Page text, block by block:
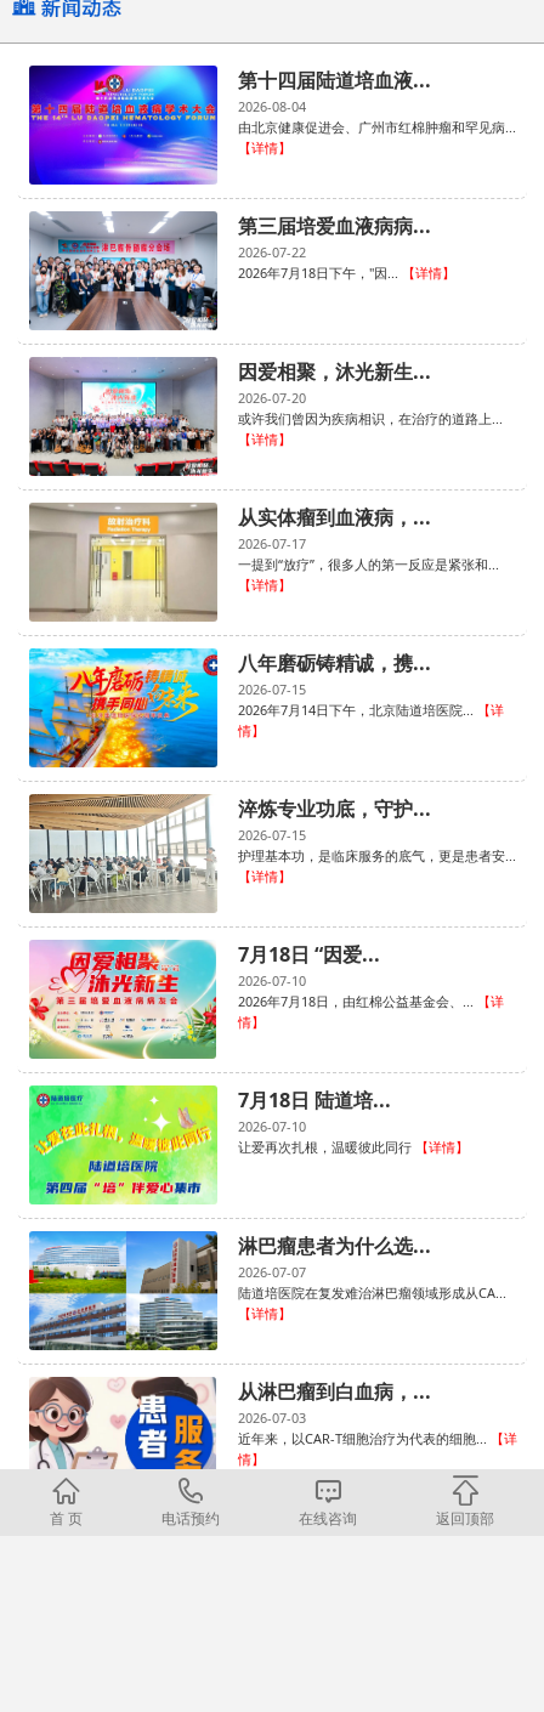
第十四届陆道培血液...
2026-08-04
由北京健康促进会、广州市红棉肿瘤和罕见病...
【详情】
第三届培爱血液病病...
2026-07-22
2026年7月18日下午，"因...
【详情】
因爱相聚，沐光新生...
2026-07-20
​或许我们曾因为疾病相识，在治疗的道路上...
【详情】
从实体瘤到血液病，...
2026-07-17
一提到“放疗”，很多人的第一反应是紧张和...
【详情】
八年磨砺铸精诚，携...
2026-07-15
2026年7月14日下午，北京陆道培医院...
【详
情】
淬炼专业功底，守护...
2026-07-15
护理基本功，是临床服务的底气，更是患者安...
【详情】
7月18日 “因爱...
2026-07-10
2026年7月18日，由红棉公益基金会、...
【详
情】
7月18日 陆道培...
2026-07-10
让爱再次扎根，温暖彼此同行 【详情】
淋巴瘤患者为什么选...
2026-07-07
陆道培医院在复发难治淋巴瘤领域形成从CA...
【详情】
从淋巴瘤到白血病，...
2026-07-03
近年来，以CAR-T细胞治疗为代表的细胞...
【详
情】
首 页 电话预约 在线咨询 返回顶部